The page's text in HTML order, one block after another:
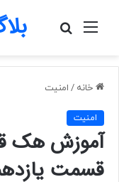
منو
جستجو
خانه / امنیت
امنیت